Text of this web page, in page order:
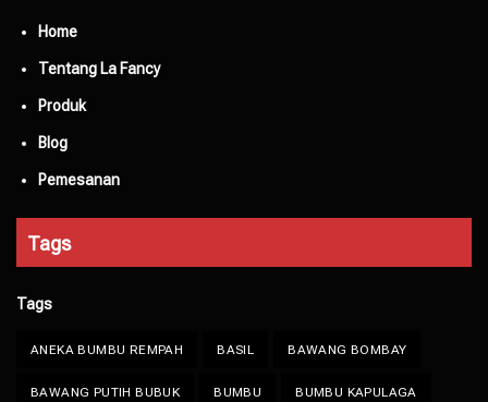
Home
Tentang La Fancy
Produk
Blog
Pemesanan
Tags
Tags
ANEKA BUMBU REMPAH BASIL BAWANG BOMBAY
BAWANG PUTIH BUBUK BUMBU BUMBU KAPULAGA